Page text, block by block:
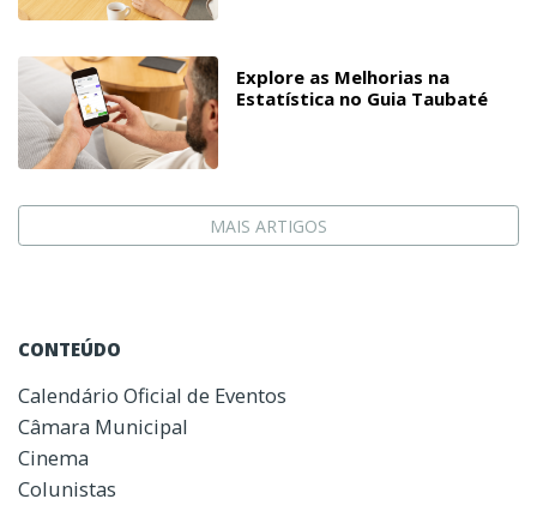
Explore as Melhorias na
Estatística no Guia Taubaté
MAIS ARTIGOS
CONTEÚDO
Calendário Oficial de Eventos
Câmara Municipal
Cinema
Colunistas